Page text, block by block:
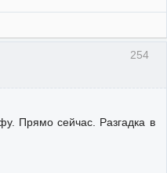
254
Прямо сейчас. Разгадка в